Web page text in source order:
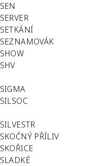
SEN
SERVER
SETKÁNÍ
SEZNAMOVÁK
SHOW
SHV
SIGMA
SILSOC
SILVESTR
SKOČNÝ PŘÍLIV
SKOŘICE
SLADKÉ